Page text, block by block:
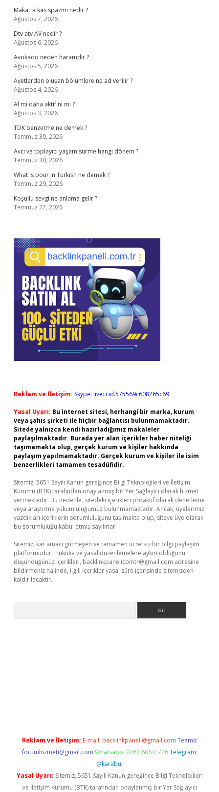
Makatta kas spazmı nedir ?
Ağustos 7, 2026
Dtv atv AV nedir ?
Ağustos 6, 2026
Avokado neden haramdır ?
Ağustos 5, 2026
Ayetlerden oluşan bölümlere ne ad verilir ?
Ağustos 4, 2026
Al mı daha aktif ni mi ?
Ağustos 3, 2026
TDK benzetme ne demek ?
Temmuz 30, 2026
Avcı ve toplayıcı yaşam sürme hangi dönem ?
Temmuz 30, 2026
What is pour in Turkish ne demek ?
Temmuz 29, 2026
Koşullu sevgi ne anlama gelir ?
Temmuz 27, 2026
Reklam ve İletişim: Skype: live:.cid.575569c608265c69
Yasal Uyarı: Bu internet sitesi, herhangi bir marka, kurum
veya şahıs şirketi ile hiçbir bağlantısı bulunmamaktadır.
Sitede yalnızca kendi hazırladığımız makaleler
paylaşılmaktadır. Burada yer alan içerikler haber niteliği
taşımamakta olup, gerçek kurum ve kişiler hakkında
paylaşım yapılmamaktadır. Gerçek kurum ve kişiler ile isim
benzerlikleri tamamen tesadüfidir.
Sitemiz, 5651 Sayılı Kanun gereğince Bilgi Teknolojileri ve İletişim
Kurumu (BTK) tarafından onaylanmış bir Yer Sağlayıcı olarak hizmet
vermektedir. Bu nedenle, sitedeki içerikleri proaktif olarak denetleme
veya araştırma yükümlülüğümüz bulunmamaktadır. Ancak, üyelerimiz
yazdıkları içeriklerin sorumluluğunu taşımakta olup, siteye üye olarak
bu sorumluluğu kabul etmiş sayılırlar.
Sitemiz, kar amacı gütmeyen ve tamamen ücretsiz bir bilgi paylaşım
platformudur. Hukuka ve yasal düzenlemelere aykırı olduğunu
düşündüğünüz içerikleri, backlinkpanelicomtr@gmail.com adresine
bildirmeniz halinde, ilgili içerikler yasal süre içerisinde sitemizden
kaldırılacaktır.
Reklam ve İletişim: E-mail: backlinkpaneli@gmail.com Teams:
forumhizmeti@gmail.com Whatsapp: 0262 606 0 726 Telegram:
@karabul
Yasal Uyarı: Sitemiz, 5651 Sayılı Kanun gereğince Bilgi Teknolojileri
ve İletişim Kurumu (BTK) tarafından onaylanmış bir Yer Sağlayıcı